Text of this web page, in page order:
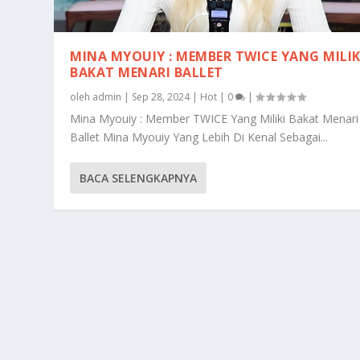
MINA MYOUIY : MEMBER TWICE YANG
BAKAT MENARI BALLET
oleh admin | Sep 28, 2024| Hot | 0 |
Mina Myouiy : Member TWICE Yang Miliki Bakat Menari
Ballet Mina Myouiy Yang Lebih Di Kenal Sebagai...
BACA SELENGKAPNYA